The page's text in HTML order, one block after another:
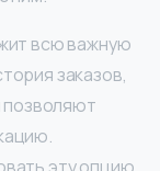
всю важную
заказов,
позволяют
эту опцию.